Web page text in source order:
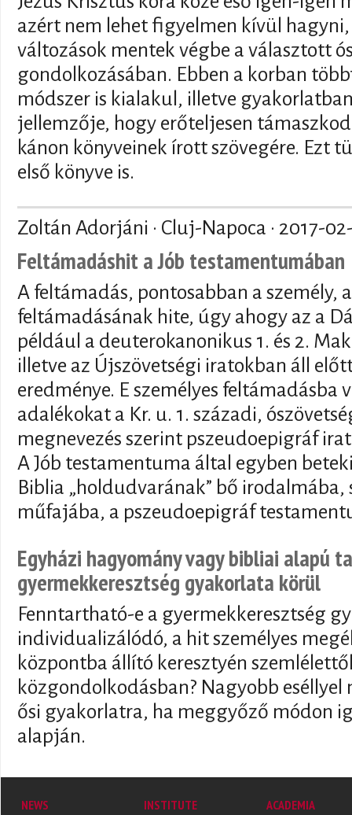
azért nem lehet figyelmen kívül
változások mentek végbe a választott
gondolkozásában. Ebben a korban
módszer is kialakul, illetve
jellemzője, hogy erőteljesen
kánon könyveinek írott szövegére. Ezt
első könyve is.
Zoltán Adorjáni · Cluj-Napoca · 2017-
Feltámadáshit a Jób testamentumában
A feltámadás, pontosabban a személy,
feltámadásának hite, úgy ahogy az a
például a deuterokanonikus 1. és 2.
illetve az Újszövetségi iratokban áll
eredménye. E személyes
adalékokat a Kr. u. 1. századi,
megnevezés szerint pszeudoepigráf
A Jób testamentuma által egyben
Biblia „holdudvarának” bő
műfajába, a pszeudoepigráf
Egyházi hagyomány vagy bibliai alapú
gyermekkeresztség gyakorlata körül
Fenntartható-e a gyermekkeresztség
individualizálódó, a hit személyes
központba állító keresztyén
közgondolkodásban? Nagyobb
ősi gyakorlatra, ha meggyőző módon
alapján.
NEWS
INSTITUTE
ACADEMIA